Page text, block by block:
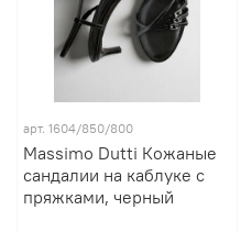
арт. 1604/850/800
Massimo Dutti Кожаные
сандалии на каблуке с
пряжками, черный